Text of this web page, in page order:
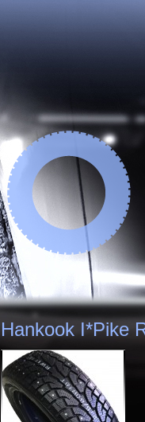
Hankook I*Pike